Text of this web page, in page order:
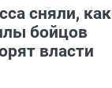
сняли, как
бойцов
власти